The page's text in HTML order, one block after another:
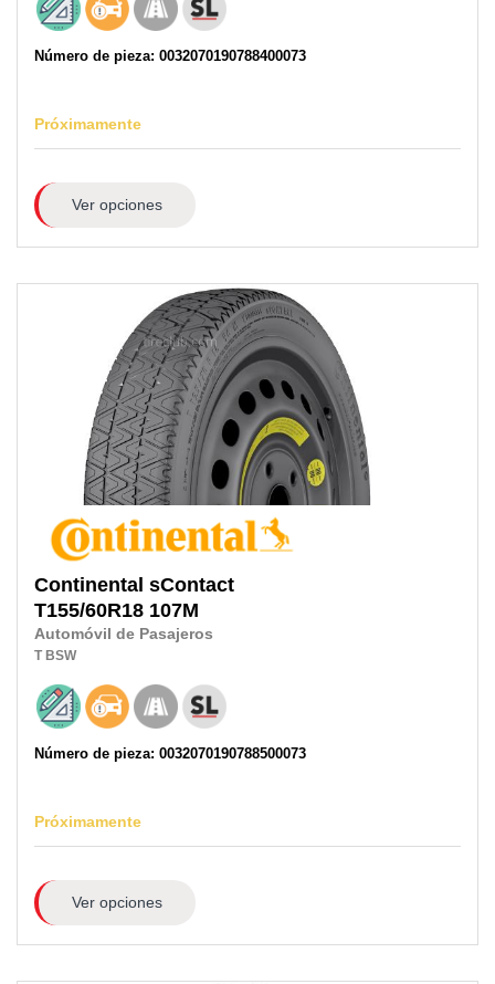
Número de pieza: 0032070190788400073
Próximamente
Ver opciones
Continental sContact
T155/60R18 107M
Automóvil de Pasajeros
T BSW
Número de pieza: 0032070190788500073
Próximamente
Ver opciones